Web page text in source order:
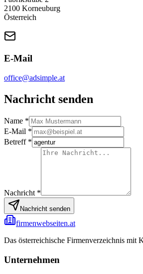
2100 Korneuburg
Österreich
E-Mail
office@adsimple.at
Nachricht senden
Name *
E-Mail *
Betreff *
Nachricht *
Nachricht senden
firmenwebseiten.at
Das österreichische Firmenverzeichnis mit
Unternehmen